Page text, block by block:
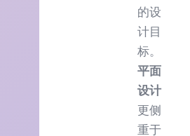
的设
计目
标。
平面
设计
更侧
重于